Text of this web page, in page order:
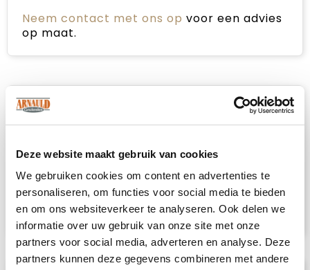
Deze website maakt gebruik van cookies
We gebruiken cookies om content en advertenties te
personaliseren, om functies voor social media te bieden
en om ons websiteverkeer te analyseren. Ook delen we
informatie over uw gebruik van onze site met onze
partners voor social media, adverteren en analyse. Deze
partners kunnen deze gegevens combineren met andere
Neem contact met ons op voor een advies
op maat.
Omschrijving
comfortabel in deze Sophie Muval badjas. Te
gebruiken als ochtendjas of gewoon om
lekker overdag in te relaxen. Gemaakt van
100% katoen en beschikbaar in de maten S, L,
XXL.